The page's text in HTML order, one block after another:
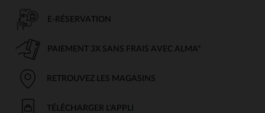
E-RÉSERVATION
PAIEMENT 3X SANS FRAIS AVEC ALMA*
RETROUVEZ LES MAGASINS
TÉLÉCHARGER L'APPLI